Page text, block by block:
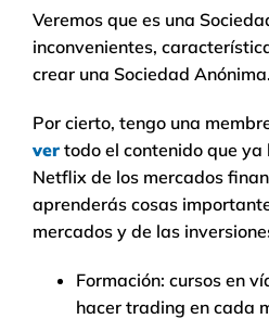
Veremos que es una
inconvenientes,
crear una Sociedad Anónima.
Por cierto, tengo una
ver todo el contenido que ya
Netflix de los mercados
aprenderás cosas
mercados y de las
Formación: cursos en
hacer trading en cada